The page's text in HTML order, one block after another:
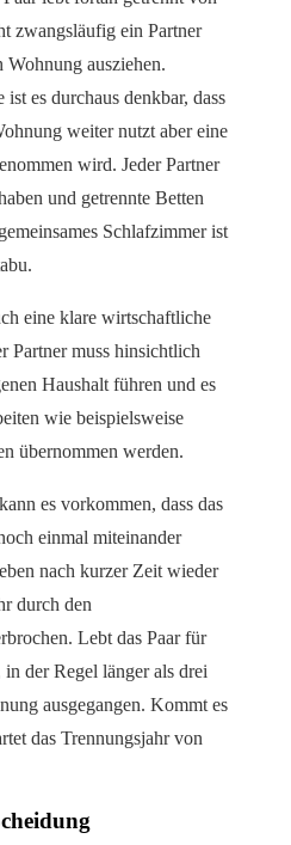
zwangsläufig ein Partner
Wohnung ausziehen.
es durchaus denkbar, dass
weiter nutzt aber eine
wird. Jeder Partner
und getrennte Betten
Schlafzimmer ist
eine klare wirtschaftliche
Partner muss hinsichtlich
Haushalt führen und es
wie beispielsweise
übernommen werden.
es vorkommen, dass das
einmal miteinander
nach kurzer Zeit wieder
durch den
Lebt das Paar für
der Regel länger als drei
ausgegangen. Kommt es
das Trennungsjahr von